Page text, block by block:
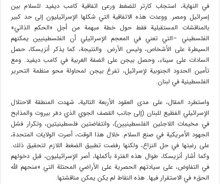
في النهاية، استجاب كارتر للضغط ورعى اتفاقية كامب ديفيد للسلام بين
إسرائيل ومصر. ووعدت هذه الاتفاقية التي شكلها الإسرائيليون إلى حد كبير
بالمناقشات المستقبلية فقط حول خطة مبهمة من أجل «الحكم الذاتي»
الفلسطيني –التي تعني في المعجم الإسرائيلي أن الفلسطينيين يمكنهم
السيطرة على الأشخاص، وليس الأرض. والنتيجة، كما يذكر أنزيسكا، حصل
السادات على سيناء، وحصل بيجن على الضفة الغربية في كامب ديفيد. ومع
تأمين الحدود الجنوبية لإسرائيل، تفرغ بيجن لمحاولة محو منظمة التحرير
الفلسطينية في لبنان.
واستطرد المقال، على مدى العقود الأربعة التالية، شهدت المنطقة الاحتلال
الإسرائيلي الفظيع للبنان (إلى جانب القصف الجوي الذي دمّر بيروت والمذابح
في مخيمات اللاجئين الفلسطينيين)، وانتفاضتين فلسطينيتين، وتكرار فشل
الجهود الأمريكية في صنع السلام. خلال هذا الوقت، أصرت الولايات المتحدة،
على رغبتها في حل النزاع، ولكنها رفضت تطبيق الضغط اللازم لتحقيق ذلك.
وكما أشار أنزيسكا، طوال هذه الفترة بأكملها، أصر الإسرائيليون، قبل دخولهم
في التفاوض، على سيادتهم الحصرية على الأراضي المحتلة التي «منحهم الله
الحق» في الاستقرار فيها. هذه النقاط لم يكن يمكن مناقشتها.